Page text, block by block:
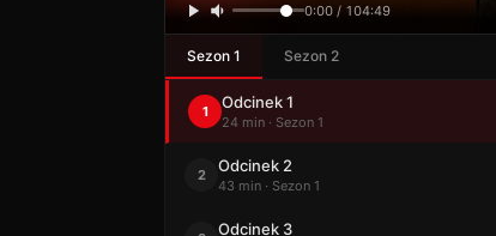
0:00 / 104:49
Sezon 1 Sezon 2
1 Odcinek 1
24 min · Sezon 1
2 Odcinek 2
43 min · Sezon 1
Odcinek 3